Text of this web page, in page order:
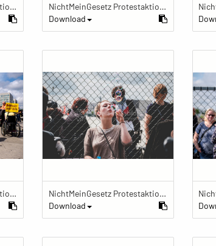
NichtMeinGesetz Protestaktion im Käfig
NichtMeinGesetz Protestaktion im Käfig
Download
NichtMeinGesetz Protestaktion im Käfig
NichtMeinGesetz Protestaktion im Käfig
Download